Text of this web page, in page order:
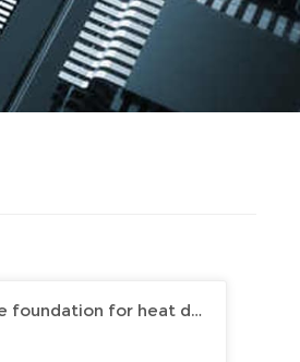
High thermal conductivity AlN ceramic substrates: the foundation for heat dissipation in the era of AI computing power